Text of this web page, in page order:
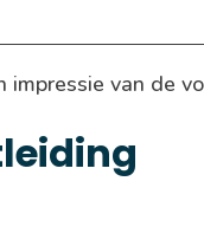
impressie van de